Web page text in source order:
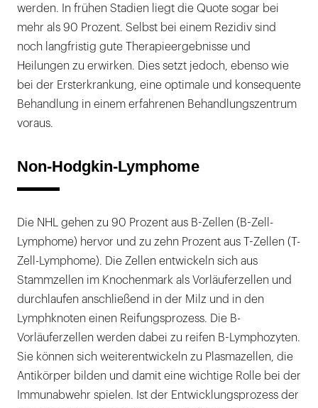
werden. In frühen Stadien liegt die Quote sogar bei
mehr als 90 Prozent. Selbst bei einem Rezidiv sind
noch langfristig gute Therapieergebnisse und
Heilungen zu erwirken. Dies setzt jedoch, ebenso wie
bei der Ersterkrankung, eine optimale und konsequente
Behandlung in einem erfahrenen Behandlungszentrum
voraus.
Non-Hodgkin-Lymphome
Die NHL gehen zu 90 Prozent aus B-Zellen (B-Zell-
Lymphome) hervor und zu zehn Prozent aus T-Zellen (T-
Zell-Lymphome). Die Zellen entwickeln sich aus
Stammzellen im Knochenmark als Vorläuferzellen und
durchlaufen anschließend in der Milz und in den
Lymphknoten einen Reifungsprozess. Die B-
Vorläuferzellen werden dabei zu reifen B-Lymphozyten.
Sie können sich weiterentwickeln zu Plasmazellen, die
Antikörper bilden und damit eine wichtige Rolle bei der
Immunabwehr spielen. Ist der Entwicklungsprozess der